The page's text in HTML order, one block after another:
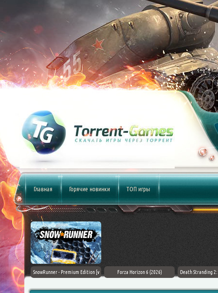
Главная Горячие новинки ТОП игры
Flag
PC
SnowRunner - Premium Edition [v
Forza Horizon 6 (2026) Death Stranding